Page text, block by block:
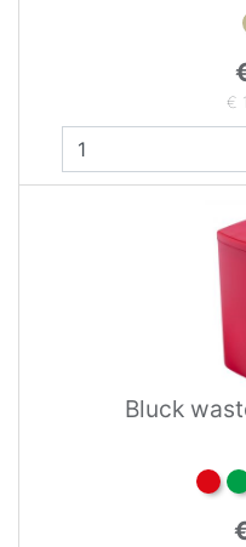
€
Bluck